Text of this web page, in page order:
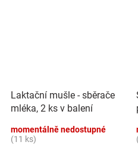
Laktační mušle - sběrače
mléka, 2 ks v balení
momentálně nedostupné
(11 ks)